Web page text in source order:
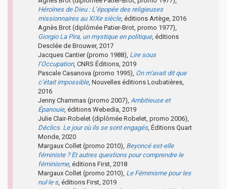
Héroïnes de Dieu : L’épopée des religieuses
missionnaires au XIXe siècle, éditions Artège, 2016
Agnès Brot (diplômée Patier-Brot, promo 1977),
Giorgio La Pira, un mystique en politique, éditions
Desclée de Brouwer, 2017
Jacques Cantier (promo 1988), Lire sous
l’Occupation, CNRS Éditions, 2019
Pascale Casanova (promo 1995), On m’avait dit que
c’était impossible, Nouvelles éditions Loubatières,
2016
Jenny Chammas (promo 2007), Ambitieuse et
Épanouie, éditions Webedia, 2019
Julie Clair-Robelet (diplômée Robelet, promo 2006),
Déclics. Le jour où ils se sont engagés, Éditions Quart
Monde, 2020
Margaux Collet (promo 2010), Beyoncé est-elle
féministe ? Et autres questions pour comprendre le
féminisme, éditions First, 2018
Margaux Collet (promo 2010), Le Féminisme pour les
nul·le·s, éditions First, 2019